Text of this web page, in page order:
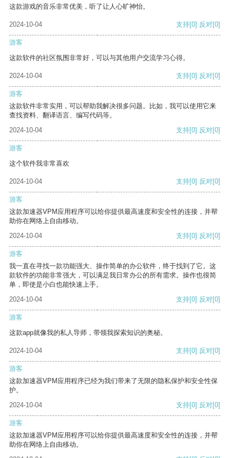
这款游戏的音乐非常优美，听了让人心旷神怡。
2024-10-04 支持[0] 反对[0]
游客
这款软件的社区氛围非常好，可以与其他用户交流学习心得。
2024-10-04 支持[0] 反对[0]
游客
这款软件非常实用，可以帮助我解决很多问题。比如，我可以使用它来
查找资料、翻译语言、编写代码等。
2024-10-04
支持[0] 反对[0]
游客
这个软件我非常喜欢
2024-10-04 支持[0] 反对[0]
游客
这款加速器VPM应用程序可以给你提供最高速度和安全性的连接，并帮
助你在网络上自由移动。
2024-10-04
支持[0] 反对[0]
游客
我一直在寻找一款功能强大、操作简单的办公软件，终于找到了它。这
款软件的功能非常强大，可以满足我日常办公的所有需求。操作也很简
单，即使是小白也能快速上手。
2024-10-04
支持[0] 反对[0]
游客
这款app就像我的私人导师，带领我探索知识的奥秘。
2024-10-04 支持[0] 反对[0]
游客
这款加速器VPM应用程序已经为我们带来了无限的隐私保护和安全性保
护。
2024-10-04
支持[0] 反对[0]
游客
这款加速器VPM应用程序可以给你提供最高速度和安全性的连接，并帮
助你在网络上自由移动。